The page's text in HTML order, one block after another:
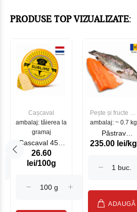
PRODUSE TOP VIZUALIZATE:
Cașcaval
ambalaj: tăierea la
gramaj
Cascaval 45%
Maasdam
Sublime Cow
26.60
lei/100g
Pește și fructe de
mare
ambalaj: ~ 0.7 kg
Păstrav
Somonat
235.00 lei/kg
ADAUGĂ